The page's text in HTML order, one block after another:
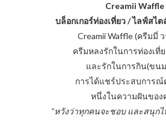
Creamii Waffle
บล็อกเกอร์ท่องเที่ยว / ไลฟ์สไ
Creamii Waffle (ครีมมี่
ครีมหลงรักในการท่องเที่
และรักในการกิน(ขน
การได้แชร์ประสบการณ์
หนึ่งในความฝันของ
"หวังว่าทุกคนจะชอบ และสนุก